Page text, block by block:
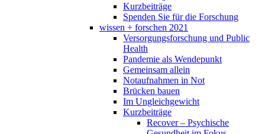
Kurzbeiträge
Spenden Sie für die Forschung
wissen + forschen 2021
Versorgungsforschung und Public
Health
Pandemie als Wendepunkt
Gemeinsam allein
Notaufnahmen in Not
Brücken bauen
Im Ungleichgewicht
Kurzbeiträge
Recover – Psychische